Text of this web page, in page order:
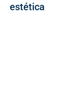
estética